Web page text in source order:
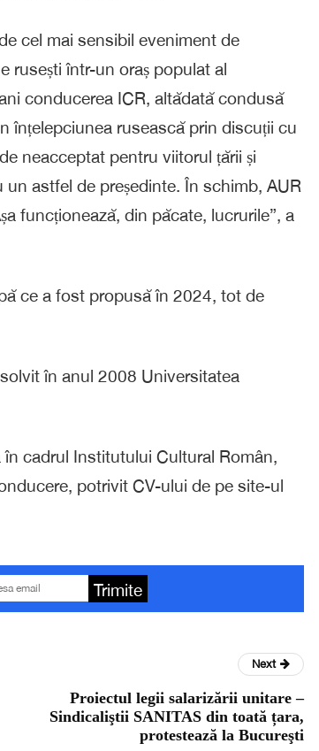
cel mai sensibil eveniment de
rusești într-un oraș populat al
conducerea ICR, altădată condusă
înțelepciunea rusească prin discuții cu
neacceptat pentru viitorul țării și
astfel de președinte. În schimb, AUR
funcționează, din păcate, lucrurile”, a
ce a fost propusă în 2024, tot de
în anul 2008 Universitatea
cadrul Institutului Cultural Român,
potrivit CV-ului de pe site-ul
Trimite
Next
Proiectul legii salarizării unitare –
Sindicaliştii SANITAS din toată țara,
protestează la Bucureşti